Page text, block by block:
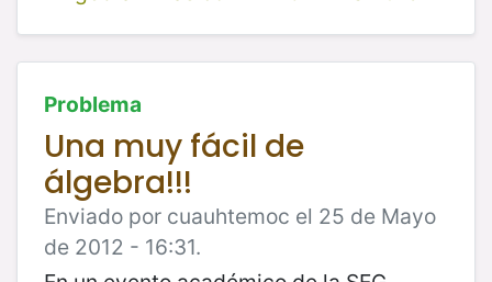
Problema
Una muy fácil de
álgebra!!!
Enviado por cuauhtemoc el 25 de Mayo
de 2012 - 16:31.